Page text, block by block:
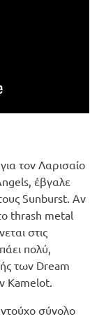
τον Λαρισαίο
έβγαλε
Sunburst. Αν
thrash metal
στις
πολύ,
των Dream
Kamelot.
σύνολο